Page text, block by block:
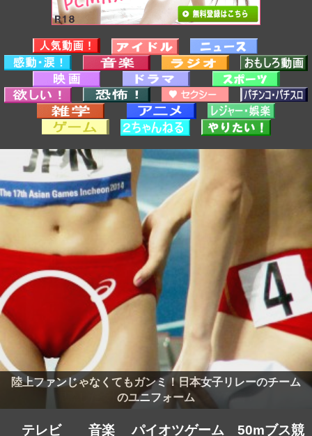
陸上ファンじゃなくてもガンミ！日本女子リレーのチーム
のユニフォーム
テレビ 音楽 パイオツゲーム 50mブス競